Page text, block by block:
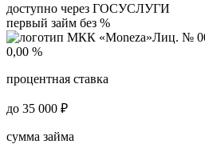
доступно через ГОСУСЛУГИ
первый займ без %
Лиц. №
0,00 %
процентная ставка
до 35 000 ₽
сумма займа